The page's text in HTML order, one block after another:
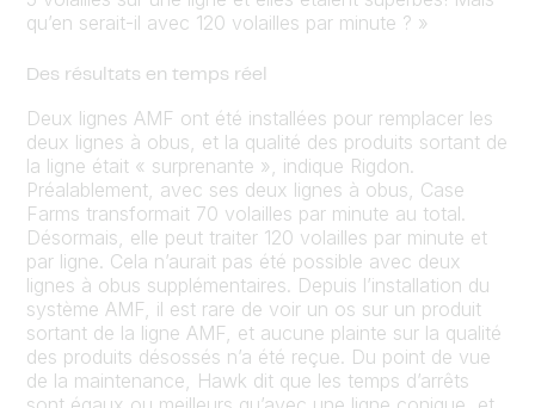
qu’en serait-il avec 120 volailles par minute ? »
Des résultats en temps réel
Deux lignes AMF ont été installées pour remplacer les
deux lignes à obus, et la qualité des produits sortant de
la ligne était « surprenante », indique Rigdon.
Préalablement, avec ses deux lignes à obus, Case
Farms transformait 70 volailles par minute au total.
Désormais, elle peut traiter 120 volailles par minute et
par ligne. Cela n’aurait pas été possible avec deux
lignes à obus supplémentaires. Depuis l’installation du
système AMF, il est rare de voir un os sur un produit
sortant de la ligne AMF, et aucune plainte sur la qualité
des produits désossés n’a été reçue. Du point de vue
de la maintenance, Hawk dit que les temps d’arrêts